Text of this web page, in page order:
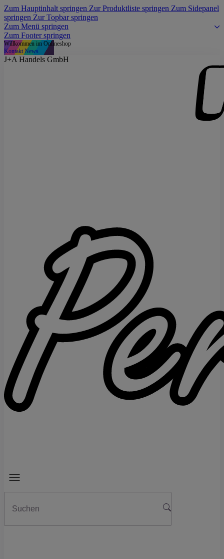
Zum Hauptinhalt springen Zur Produktliste springen Zum Sidepanel
springen Zur Topbar springen
Zum Menü springen
Zum Footer springen
Willkommen im Onlineshop
Kontakt News
J+A Handels GmbH